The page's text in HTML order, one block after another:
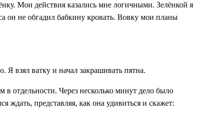
Мои действия казались мне логичными. Зелёнкой я
он не обгадил бабкину кровать. Вовку мои планы
Я взял ватку и начал закрашивать пятна.
отдельности. Через несколько минут дело было
ждать, представляя, как она удивиться и скажет: